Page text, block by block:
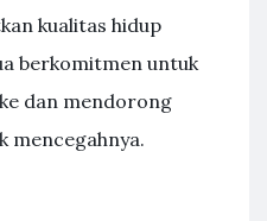
kualitas hidup
berkomitmen untuk
dan mendorong
mencegahnya.